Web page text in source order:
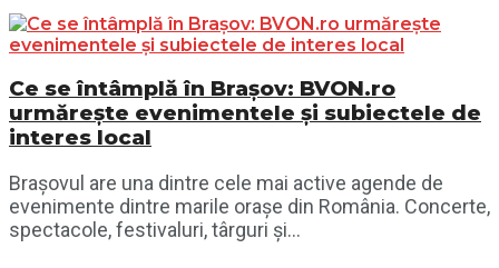
Ce se întâmplă în Brașov: BVON.ro
urmărește evenimentele și subiectele de
interes local
Brașovul are una dintre cele mai active agende de
evenimente dintre marile orașe din România. Concerte,
spectacole, festivaluri, târguri și...